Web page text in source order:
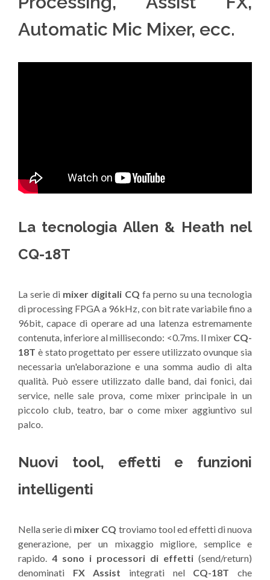
Automatic Mic Mixer, ecc.
La tecnologia Allen & Heath nel
CQ-18T
La serie di mixer digitali CQ fa perno su una tecnologia
di processing FPGA a 96kHz, con bit rate variabile fino a
96bit, capace di operare ad una latenza estremamente
contenuta, inferiore al millisecondo: <0.7ms. Il mixerCQ-
18T è stato progettato per essere utilizzato ovunque sia
necessaria un'elaborazione e una somma audio di alta
qualità. Può essere utilizzato dalle band, dai fonici, dai
service, nelle sale prova, come mixer principale in un
piccolo club, teatro, bar o come mixer aggiuntivo sul
palco.
Nuovi tool, effetti e funzioni
intelligenti
Nella serie di mixer CQ troviamo tool ed effetti di nuova
generazione, per un mixaggio migliore, semplice e
rapido. 4 sono i processori di effetti (send/return)
denominati FX Assist integrati nel CQ-18Tche